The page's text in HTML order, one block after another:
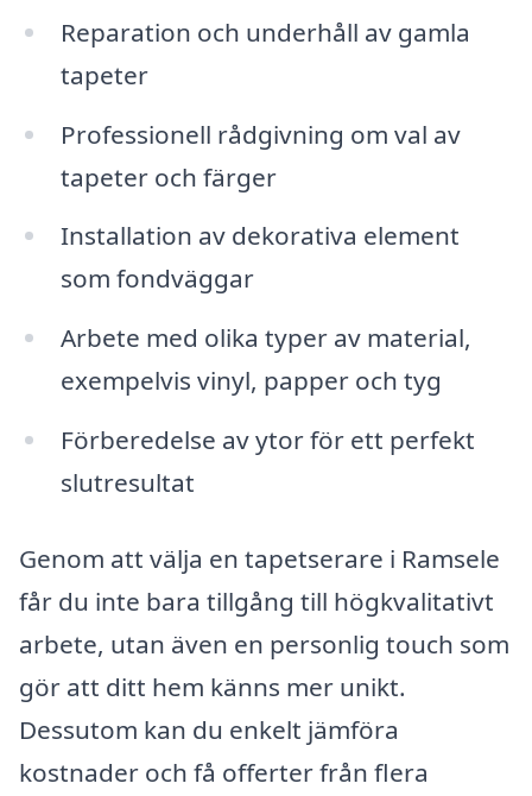
Reparation och underhåll av gamla
tapeter
Professionell rådgivning om val av
tapeter och färger
Installation av dekorativa element
som fondväggar
Arbete med olika typer av material,
exempelvis vinyl, papper och tyg
Förberedelse av ytor för ett perfekt
slutresultat
Genom att välja en tapetserare i Ramsele
får du inte bara tillgång till högkvalitativt
arbete, utan även en personlig touch som
gör att ditt hem känns mer unikt.
Dessutom kan du enkelt jämföra
kostnader och få offerter från flera